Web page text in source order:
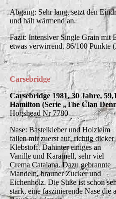
Abgang: Sehr lang, setzt den
und hält wärmend an.
Fazit: Intensiver Single Grain mit
etwas verwirrend. 86/100 Punkte
Carsebridge
Carsebridge 1981, 30 Jahre,
Hamilton (Serie „The Clan
Hogshead Nr 7780
Nase: Bastelkleber und Holzleim
fallen mir zuerst auf, richtig dicker
Klebstoff. Dahinter einiges an
Vanille und Karamell, sehr viel
Crema Catalana. Dazu gebrannte
Mandeln, brauner Zucker und
Eichenholz. Die Süße ist schon
stark, eine faszinierende Nase die